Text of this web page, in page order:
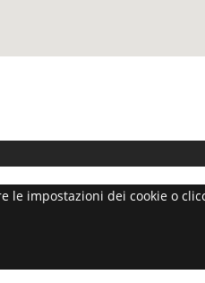
impostazioni dei cookie o